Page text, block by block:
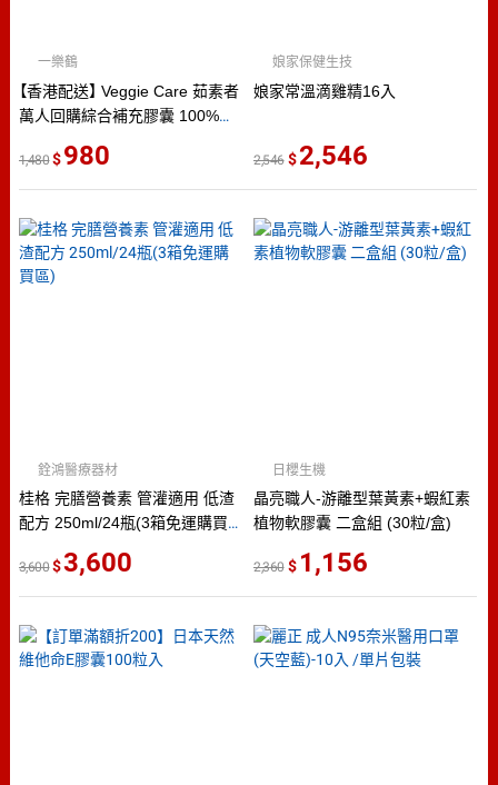
【香港配送】 Veggie Care 茹素者
萬人回購綜合補充膠囊 100%無
瓶抵8瓶All in one綜合補給
一樂鶴
1,480 980
娘家常溫滴雞精16入
娘家保健生技
2,546 2,546
桂格 完膳營養素 管灌適用 低渣
配方 250ml/24瓶(3箱免運購買
銓鴻醫療器材
3,600 3,600
晶亮職人-游離型葉黃素+蝦紅素
植物軟膠囊 二盒組 (30粒/盒)
日櫻生機
2,360 1,156